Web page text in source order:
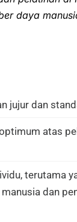
daya
jujur dan
atas
terutama
dan